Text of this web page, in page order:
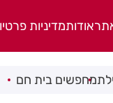
אודותמדיניות
מחפשים בית חם